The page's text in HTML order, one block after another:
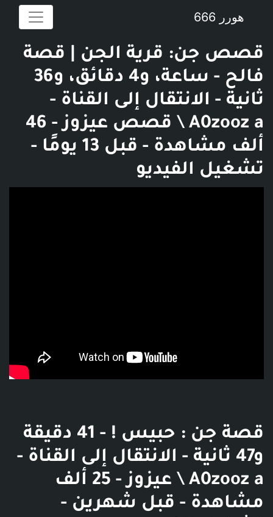
هورر 666
قصص جن: قرية الجن | قصة
فالح - ساعة، و4 دقائق، و36
ثانية - الانتقال إلى القناة -
A0zooz a \ قصص عيزوز - 46
ألف مشاهدة - قبل 13 يومًا -
تشغيل الفيديو
قصة جن : حبيس ! - 41 دقيقة
و47 ثانية - الانتقال إلى القناة -
A0zooz a \ عيزوز - 25 ألف
مشاهدة - قبل شهرين -